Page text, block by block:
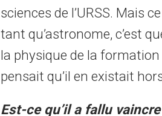
sciences de l’URSS. Mais
tant qu’astronome, c’est
la physique de la
pensait qu’il en existait
Est-ce qu’il a fallu